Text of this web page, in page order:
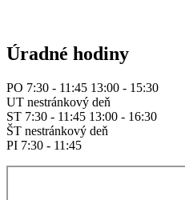
Úradné hodiny
PO 7:30 - 11:45 13:00 - 15:30
UT nestránkový deň
ST 7:30 - 11:45 13:00 - 16:30
ŠT nestránkový deň
PI 7:30 - 11:45